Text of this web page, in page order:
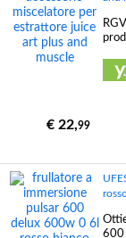
€ 22,99